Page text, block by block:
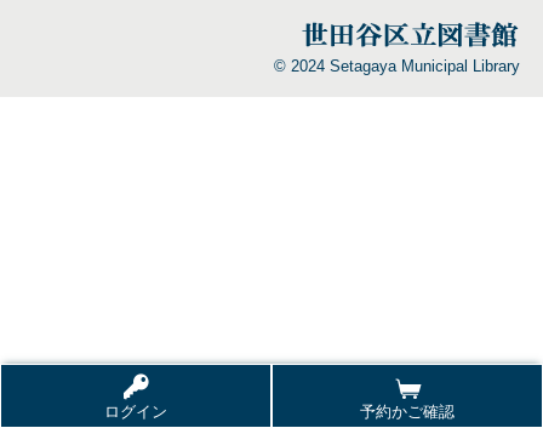
ログイン 予約かご確認
© 2024 Setagaya Municipal Library